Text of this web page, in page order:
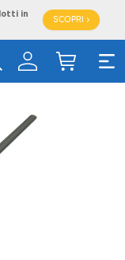
in
SCOPRI >